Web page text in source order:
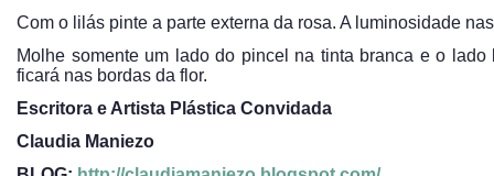
Com o lilás pinte a parte externa da rosa. A luminosidade
Molhe somente um lado do pincel na tinta branca e o
ficará nas bordas da flor.
Escritora e Artista Plástica Convidada
Claudia Maniezo